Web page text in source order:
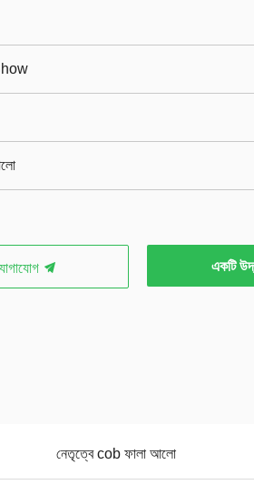
একটি
নেতৃত্বে cob ফালা আলো